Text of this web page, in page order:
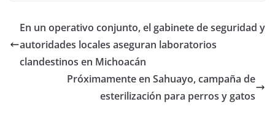
En un operativo conjunto, el gabinete de seguridad y
autoridades locales aseguran laboratorios
clandestinos en Michoacán
Próximamente en Sahuayo, campaña de
esterilización para perros y gatos